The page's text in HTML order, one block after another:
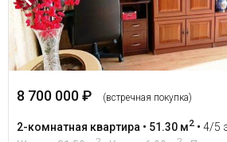
8 700 000 ₽ (встречная покупка)
2-комнатная квартира • 51.30 м2 • 4/5